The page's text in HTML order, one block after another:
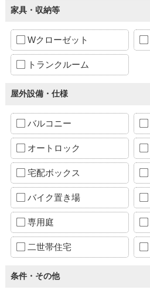
家具・収納等
Wクローゼット
トランクルーム
屋外設備・仕様
バルコニー
オートロック
宅配ボックス
バイク置き場
専用庭
二世帯住宅
条件・その他